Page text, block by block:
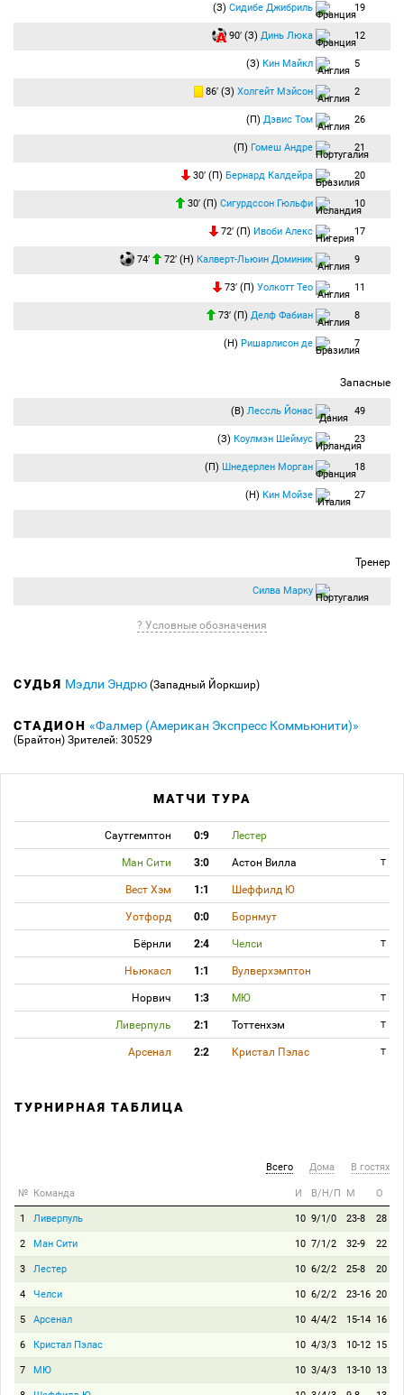
(З) Сидибе Джибриль 19
90′ (З) Динь Люка 12
(З) Кин Майкл 5
86′ (З) Холгейт Мэйсон 2
(П) Дэвис Том 26
(П) Гомеш Андре 21
30′ (П) Бернард Калдейра 20
30′ (П) Сигурдссон Гюльфи 10
72′ (П) Ивоби Алекс 17
74′ 72′ (Н) Калверт-Льюин Доминик 9
73′ (П) Уолкотт Тео 11
73′ (П) Делф Фабиан 8
(Н) Ришарлисон де 7
Запасные
(В) Лессль Йонас 49
(З) Коулмэн Шеймус 23
(П) Шнедерлен Морган 18
(Н) Кин Мойзе 27
Тренер
Силва Марку
? Условные обозначения
СУДЬЯ Мэдли Эндрю (Западный Йоркшир)
СТАДИОН «Фалмер (Американ Экспресс Коммьюнити)»
(Брайтон) Зрителей: 30529
МАТЧИ ТУРА
Саутгемптон 0:9 Лестер
Ман Сити 3:0 Астон Вилла T
Вест Хэм 1:1 Шеффилд Ю
Уотфорд 0:0 Борнмут
Бёрнли 2:4 Челси T
Ньюкасл 1:1 Вулверхэмптон
Норвич 1:3 МЮ T
Ливерпуль 2:1 Тоттенхэм T
Арсенал 2:2 Кристал Пэлас T
ТУРНИРНАЯ ТАБЛИЦА
Всего Дома В гостях
№ Команда И В/Н/П М О
1 Ливерпуль 10 9/1/0 23-8 28
2 Ман Сити 10 7/1/2 32-9 22
3 Лестер 10 6/2/2 25-8 20
4 Челси 10 6/2/2 23-16 20
5 Арсенал 10 4/4/2 15-14 16
6 Кристал Пэлас 10 4/3/3 10-12 15
7 МЮ 10 3/4/3 13-10 13